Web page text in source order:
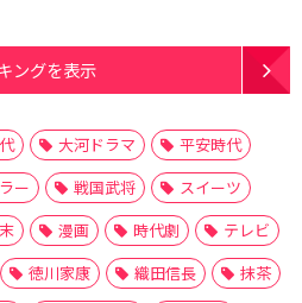
ングを表示
大河ドラマ
平安時代
ー 戦国武将
スイーツ
漫画 時代劇
テレビ
徳川家康 織田信長
抹茶